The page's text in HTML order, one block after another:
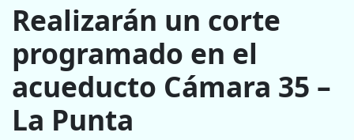
Realizarán un corte
programado en el
acueducto Cámara 35 –
La Punta